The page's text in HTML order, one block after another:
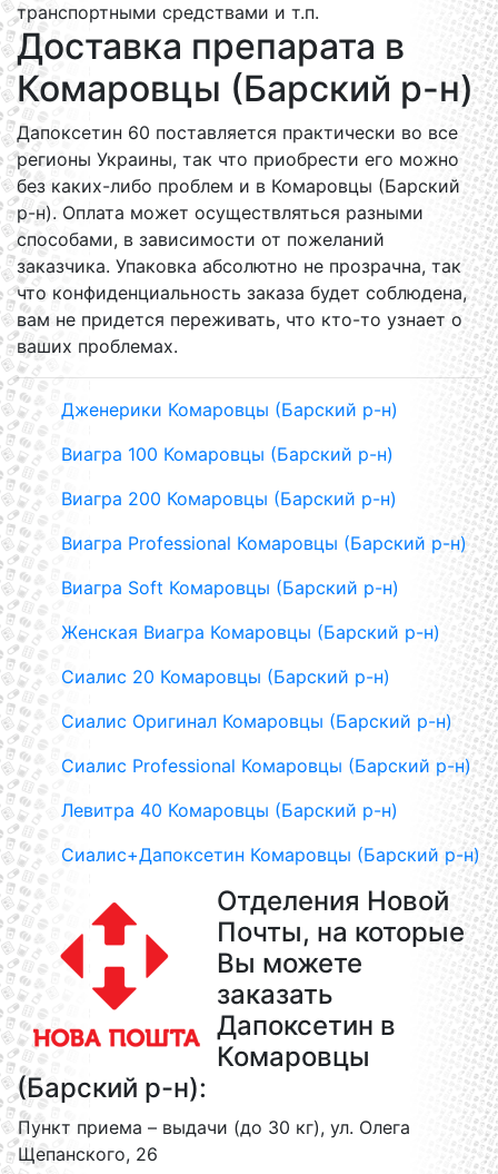
транспортными средствами и т.п.
Доставка препарата в
Комаровцы (Барский р-н)
Дапоксетин 60 поставляется практически во все
регионы Украины, так что приобрести его можно
без каких-либо проблем и в Комаровцы (Барский
р-н). Оплата может осуществляться разными
способами, в зависимости от пожеланий
заказчика. Упаковка абсолютно не прозрачна, так
что конфиденциальность заказа будет соблюдена,
вам не придется переживать, что кто-то узнает о
ваших проблемах.
Дженерики Комаровцы (Барский р-н)
Виагра 100 Комаровцы (Барский р-н)
Виагра 200 Комаровцы (Барский р-н)
Виагра Professional Комаровцы (Барский р-н)
Виагра Soft Комаровцы (Барский р-н)
Женская Виагра Комаровцы (Барский р-н)
Сиалис 20 Комаровцы (Барский р-н)
Сиалис Оригинал Комаровцы (Барский р-н)
Сиалис Professional Комаровцы (Барский р-н)
Левитра 40 Комаровцы (Барский р-н)
Сиалис+Дапоксетин Комаровцы (Барский р-н)
Отделения Новой
Почты, на которые
Вы можете
заказать
Дапоксетин в
Комаровцы
(Барский р-н):
Пункт приема – выдачи (до 30 кг), ул. Олега
Щепанского, 26